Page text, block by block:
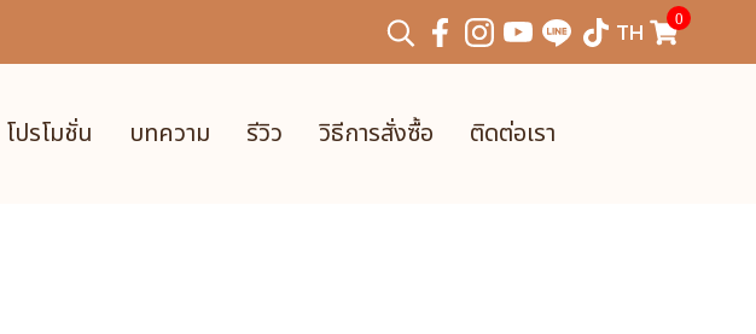
TH 0
โปรโมชั่น บทความ รีวิว วิธีการสั่งซื้อ ติดต่อเรา